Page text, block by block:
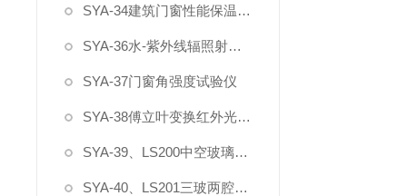
SYA-34建筑门窗性能保温检测设备（1818）
SYA-36水-紫外线辐照射试验箱
SYA-37门窗角强度试验仪
SYA-38傅立叶变换红外光谱仪
SYA-39、LS200中空玻璃厚度仪
SYA-40、LS201三玻两腔夹胶中空玻璃厚度仪